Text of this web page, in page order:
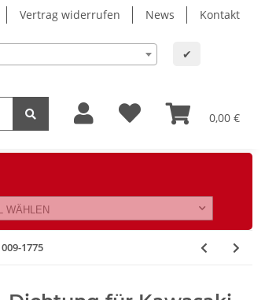
Vertrag widerrufen News Kontakt
✔
0,00 €
WÄHLEN
1775